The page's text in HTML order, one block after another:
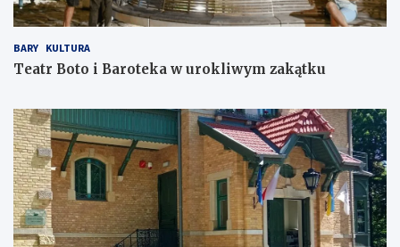
BARY KULTURA
Teatr Boto i Baroteka w urokliwym zakątku